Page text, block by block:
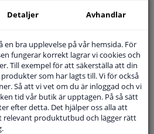
hos våra produktspecialister.
Hitta rätt bildelar.
ellerVälj din bil.
SÖK
Detaljer Avhandlar
en bra upplevelse på vår hemsida. För
fungerar korrekt lagrar vi cookies och
Till exempel för att säkerställa att din
som har lagts till. Vi för också
Så att vi vet om du är inloggad och vi
tid vår butik är upptagen. På så sätt
efter detta. Det hjälper oss alla att
relevant produktutbud och lägger rätt